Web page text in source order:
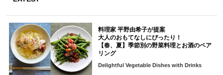
料理家 平野由希子が提案
大人のおもてなしにぴったり！
【春、夏】季節別の野菜料理とお酒のペア
リング
Delightful Vegetable Dishes with Drinks